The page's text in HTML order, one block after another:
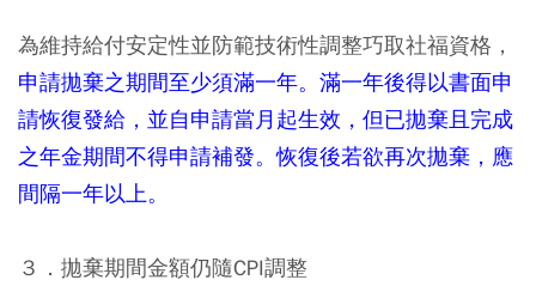
為維持給付安定性並防範技術性調整巧取社福資格，
申請拋棄之期間至少須滿一年。滿一年後得以書面申
請恢復發給，並自申請當月起生效，但已拋棄且完成
之年金期間不得申請補發。恢復後若欲再次拋棄，應
間隔一年以上。
３．拋棄期間金額仍隨CPI調整